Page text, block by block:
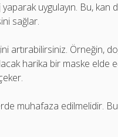
uygulayın. Bu, kan
sağlar.
artırabilirsiniz. Örneğin,
harika bir maske elde
muhafaza edilmelidir.